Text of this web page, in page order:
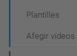
Plantilles
Afegir vídeos